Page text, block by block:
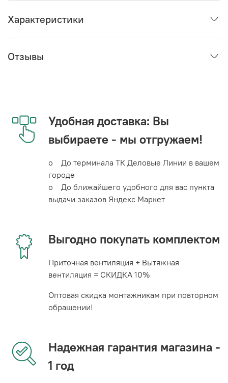
Характеристики
Отзывы
Удобная доставка: Вы
выбираете - мы отгружаем!
o До терминала ТК Деловые Линии в вашем
городе
o До ближайшего удобного для вас пункта
выдачи заказов Яндекс Маркет
Выгодно покупать комплектом
Приточная вентиляция + Вытяжная
вентиляция = СКИДКА 10%
Оптовая скидка монтажникам при повторном
обращении!
Надежная гарантия магазина -
1 год